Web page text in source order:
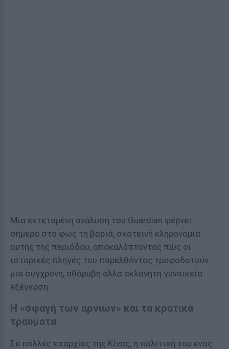
Μια εκτεταμένη ανάλυση του Guardian φέρνει
σήμερα στο φως τη βαριά, σκοτεινή κληρονομιά
αυτής της περιόδου, αποκαλύπτοντας πώς οι
ιστορικές πληγές του παρελθόντος τροφοδοτούν
μια σύγχρονη, αθόρυβη αλλά ακλόνητη γυναικεία
εξέγερση.
Η «σφαγή των αρνιών» και τα κρατικά
τραύματα
Σε πολλές επαρχίες της Κίνας, η πολιτική του ενός